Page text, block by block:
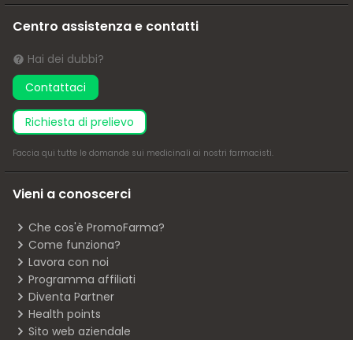
Centro assistenza e contatti
Hai dei dubbi?
Contattaci
richiesta di prelievo
Faccia qui tutte le domande sui medicinali ai nostri farmacisti.
Vieni a conoscerci
Che cos'è PromoFarma?
Come funziona?
Lavora con noi
Programma affiliati
Diventa Partner
Health points
Sito web aziendale